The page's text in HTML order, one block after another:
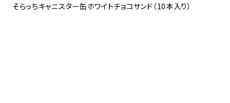
そらっちキャニスター缶ホワイトチョコサンド（10本入り）